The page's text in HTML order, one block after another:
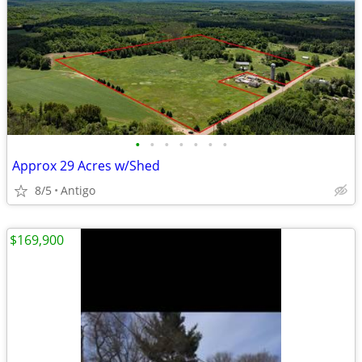
• • • • • • •
Approx 29 Acres w/Shed
8/5 Antigo
$169,900